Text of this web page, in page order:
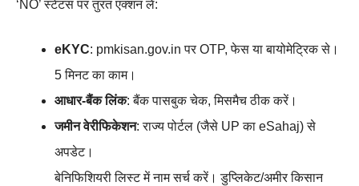
‘NO’ स्टेटस पर तुरंत एक्शन लें:
eKYC: pmkisan.gov.in पर OTP, फेस या बायोमेट्रिक से।
5 मिनट का काम।
आधार-बैंक लिंक: बैंक पासबुक चेक, मिसमैच ठीक करें।
जमीन वेरीफिकेशन: राज्य पोर्टल (जैसे UP का eSahaj) से
अपडेट।
बेनिफिशियरी लिस्ट में नाम सर्च करें। डुप्लिकेट/अमीर किसान